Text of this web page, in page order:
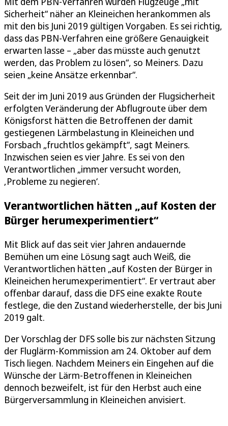
Sicherheit“ näher an Kleineichen herankommen als
mit den bis Juni 2019 gültigen Vorgaben. Es sei richtig,
dass das PBN-Verfahren eine größere Genauigkeit
erwarten lasse – „aber das müsste auch genutzt
werden, das Problem zu lösen“, so Meiners. Dazu
seien „keine Ansätze erkennbar“.
Seit der im Juni 2019 aus Gründen der Flugsicherheit
erfolgten Veränderung der Abflugroute über dem
Königsforst hätten die Betroffenen der damit
gestiegenen Lärmbelastung in Kleineichen und
Forsbach „fruchtlos gekämpft“, sagt Meiners.
Inzwischen seien es vier Jahre. Es sei von den
Verantwortlichen „immer versucht worden,
‚Probleme zu negieren‘.
Verantwortlichen hätten „auf Kosten der
Bürger herumexperimentiert“
Mit Blick auf das seit vier Jahren andauernde
Bemühen um eine Lösung sagt auch Weiß, die
Verantwortlichen hätten „auf Kosten der Bürger in
Kleineichen herumexperimentiert“. Er vertraut aber
offenbar darauf, dass die DFS eine exakte Route
festlege, die den Zustand wiederherstelle, der bis Juni
2019 galt.
Der Vorschlag der DFS solle bis zur nächsten Sitzung
der Fluglärm-Kommission am 24. Oktober auf dem
Tisch liegen. Nachdem Meiners ein Eingehen auf die
Wünsche der Lärm-Betroffenen in Kleineichen
dennoch bezweifelt, ist für den Herbst auch eine
Bürgerversammlung in Kleineichen anvisiert.